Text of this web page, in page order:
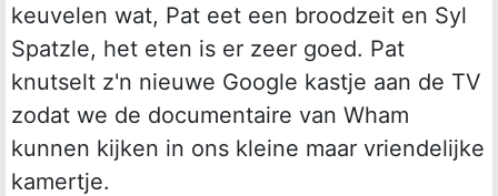
keuvelen wat, Pat eet een broodzeit en Syl
Spatzle, het eten is er zeer goed. Pat
knutselt z'n nieuwe Google kastje aan de TV
zodat we de documentaire van Wham
kunnen kijken in ons kleine maar vriendelijke
kamertje.